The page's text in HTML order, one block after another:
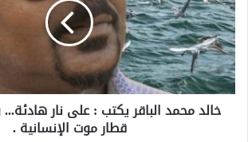
خالد محمد الباقر يكتب : على نار
قطار موت الإنسانية .